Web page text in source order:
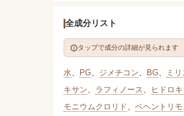
全成分リスト
タップで成分の詳細が見られます
水、 PG、 ジメチコン、 BG、 ミ
キサン、 ラフィノース、 ヒドロ
モニウムクロリド、 ベヘントリ